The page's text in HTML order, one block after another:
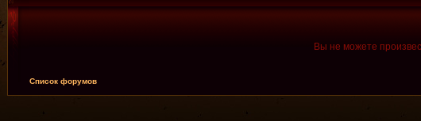
Вы не можете
Список форумов